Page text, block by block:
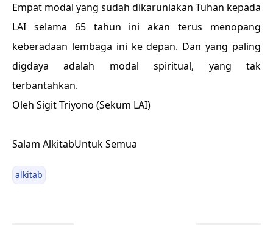
Empat modal yang sudah dikaruniakan Tuhan kepada
LAI selama 65 tahun ini akan terus menopang
keberadaan lembaga ini ke depan. Dan yang paling
digdaya adalah modal spiritual, yang tak
terbantahkan.
Oleh Sigit Triyono (Sekum LAI)
Salam AlkitabUntuk Semua
alkitab